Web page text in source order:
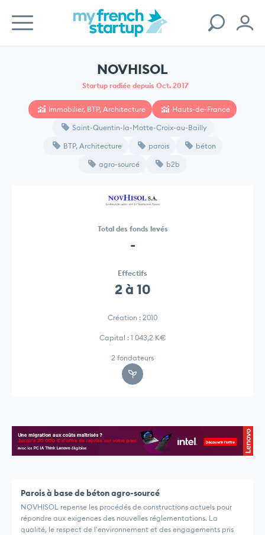
NOVHISOL
Startup radiée depuis Oct. 2017
Immobilier, BTP, Architecture Hauts-de-France
Saint-Quentin-la-Motte-Croix-au-Bailly
BTP, Architecture parois béton
agro-sourcé b2b
Total des fonds levés
-
Effectifs
2 à 10
Création : 2010
Capital : 1 043,2 K€
2 fondateurs
Parois à base de béton agro-sourcé
NOVHISOL repense les procédés de constructions actuels pour
répondre aux exigences des nouvelles réglementations. La
qualité, le respect de l'environnement et des engagements pris